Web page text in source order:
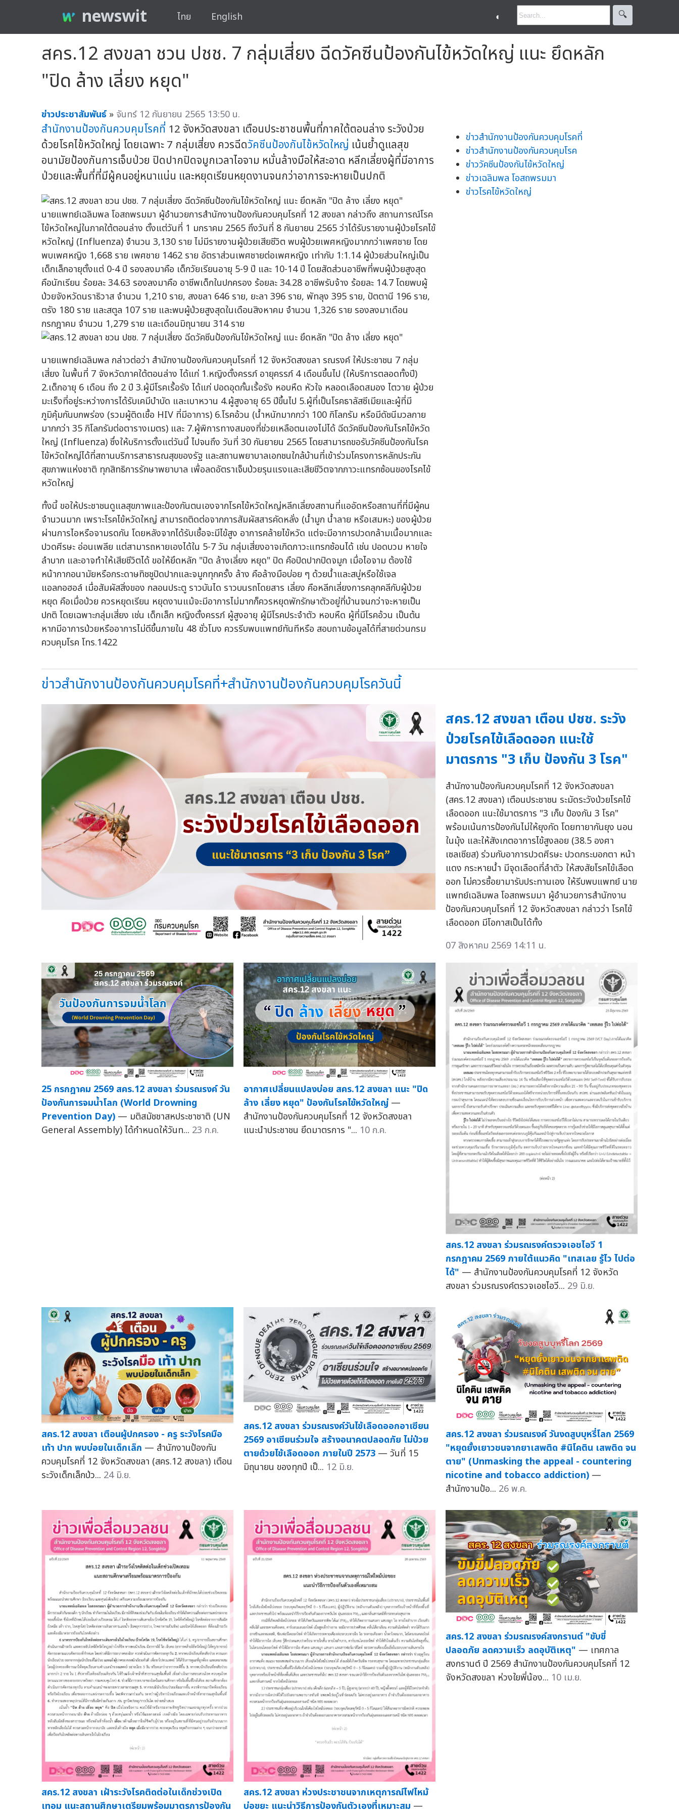
newswit ไทย English ◐ 🔍︎
สคร.12 สงขลา ชวน ปชช. 7 กลุ่มเสี่ยง ฉีดวัคซีนป้องกันไข้หวัดใหญ่ แนะ ยึดหลัก
"ปิด ล้าง เลี่ยง หยุด"
ข่าวประชาสัมพันธ์ » จันทร์ 12 กันยายน 2565 13:50 น.
สำนักงานป้องกันควบคุมโรคที่ 12 จังหวัดสงขลา เตือนประชาชนพื้นที่ภาคใต้ตอนล่าง ระวังป่วย
ด้วยโรคไข้หวัดใหญ่ โดยเฉพาะ 7 กลุ่มเสี่ยง ควรฉีดวัคซีนป้องกันไข้หวัดใหญ่ เน้นย้ำดูแลสุข
อนามัยป้องกันการเจ็บป่วย ปิดปากปิดจมูกเวลาไอจาม หมั่นล้างมือให้สะอาด หลีกเลี่ยงผู้ที่มีอาการ
ป่วยและพื้นที่ที่มีผู้คนอยู่หนาแน่น และหยุดเรียนหยุดงานจนกว่าอาการจะหายเป็นปกติ
นายแพทย์เฉลิมพล โอสถพรมมา ผู้อำนวยการสำนักงานป้องกันควบคุมโรคที่ 12 สงขลา กล่าวถึง สถานการณ์โรค
ไข้หวัดใหญ่ในภาคใต้ตอนล่าง ตั้งแต่วันที่ 1 มกราคม 2565 ถึงวันที่ 8 กันยายน 2565 ว่าได้รับรายงานผู้ป่วยโรคไข้
หวัดใหญ่ (Influenza) จำนวน 3,130 ราย ไม่มีรายงานผู้ป่วยเสียชีวิต พบผู้ป่วยเพศหญิงมากกว่าเพศชาย โดย
พบเพศหญิง 1,668 ราย เพศชาย 1462 ราย อัตราส่วนเพศชายต่อเพศหญิง เท่ากับ 1:1.14 ผู้ป่วยส่วนใหญ่เป็น
เด็กเล็กอายุตั้งแต่ 0-4 ปี รองลงมาคือ เด็กวัยเรียนอายุ 5-9 ปี และ 10-14 ปี โดยสัดส่วนอาชีพที่พบผู้ป่วยสูงสุด
คือนักเรียน ร้อยละ 34.63 รองลงมาคือ อาชีพเด็กในปกครอง ร้อยละ 34.28 อาชีพรับจ้าง ร้อยละ 14.7 โดยพบผู้
ป่วยจังหวัดนราธิวาส จำนวน 1,210 ราย, สงขลา 646 ราย, ยะลา 396 ราย, พัทลุง 395 ราย, ปัตตานี 196 ราย,
ตรัง 180 ราย และสตูล 107 ราย และพบผู้ป่วยสูงสุดในเดือนสิงหาคม จำนวน 1,326 ราย รองลงมาเดือน
กรกฎาคม จำนวน 1,279 ราย และเดือนมิถุนายน 314 ราย
นายแพทย์เฉลิมพล กล่าวต่อว่า สำนักงานป้องกันควบคุมโรคที่ 12 จังหวัดสงขลา รณรงค์ ให้ประชาชน 7 กลุ่ม
เสี่ยง ในพื้นที่ 7 จังหวัดภาคใต้ตอนล่าง ได้แก่ 1.หญิงตั้งครรภ์ อายุครรภ์ 4 เดือนขึ้นไป (ให้บริการตลอดทั้งปี)
2.เด็กอายุ 6 เดือน ถึง 2 ปี 3.ผู้มีโรคเรื้อรัง ได้แก่ ปอดอุดกั้นเรื้อรัง หอบหืด หัวใจ หลอดเลือดสมอง ไตวาย ผู้ป่วย
มะเร็งที่อยู่ระหว่างการได้รับเคมีบำบัด และเบาหวาน 4.ผู้สูงอายุ 65 ปีขึ้นไป 5.ผู้ที่เป็นโรคธาลัสซีเมียและผู้ที่มี
ภูมิคุ้มกันบกพร่อง (รวมผู้ติดเชื้อ HIV ที่มีอาการ) 6.โรคอ้วน (น้ำหนักมากกว่า 100 กิโลกรัม หรือมีดัชนีมวลกาย
มากกว่า 35 กิโลกรัมต่อตารางเมตร) และ 7.ผู้พิการทางสมองที่ช่วยเหลือตนเองไม่ได้ ฉีดวัคซีนป้องกันโรคไข้หวัด
ใหญ่ (Influenza) ซึ่งให้บริการตั้งแต่วันนี้ ไปจนถึง วันที่ 30 กันยายน 2565 โดยสามารถขอรับวัคซีนป้องกันโรค
ไข้หวัดใหญ่ได้ที่สถานบริการสาธารณสุขของรัฐ และสถานพยาบาลเอกชนใกล้บ้านที่เข้าร่วมโครงการหลักประกัน
สุขภาพแห่งชาติ ทุกสิทธิการรักษาพยาบาล เพื่อลดอัตราเจ็บป่วยรุนแรงและเสียชีวิตจากภาวะแทรกซ้อนของโรคไข้
หวัดใหญ่
ทั้งนี้ ขอให้ประชาชนดูแลสุขภาพและป้องกันตนเองจากโรคไข้หวัดใหญ่หลีกเลี่ยงสถานที่แออัดหรือสถานที่ที่มีผู้คน
จำนวนมาก เพราะโรคไข้หวัดใหญ่ สามารถติดต่อจากการสัมผัสสารคัดหลั่ง (น้ำมูก น้ำลาย หรือเสมหะ) ของผู้ป่วย
ผ่านการไอหรือจามรดกัน โดยหลังจากได้รับเชื้อจะมีไข้สูง อาการคล้ายไข้หวัด แต่จะมีอาการปวดกล้ามเนื้อมากและ
ปวดศีรษะ อ่อนเพลีย แต่สามารถหายเองได้ใน 5-7 วัน กลุ่มเสี่ยงอาจเกิดภาวะแทรกซ้อนได้ เช่น ปอดบวม หายใจ
ลำบาก และอาจทำให้เสียชีวิตได้ ขอให้ยึดหลัก "ปิด ล้างเลี่ยง หยุด" ปิด คือปิดปากปิดจมูก เมื่อไอจาม ต้องใช้
หน้ากากอนามัยหรือกระดาษทิชชูปิดปากและจมูกทุกครั้ง ล้าง คือล้างมือบ่อย ๆ ด้วยน้ำและสบู่หรือใช้เจล
แอลกอฮอล์ เมื่อสัมผัสสิ่งของ กลอนประตู ราวบันได ราวบนรถโดยสาร เลี่ยง คือหลีกเลี่ยงการคลุกคลีกับผู้ป่วย
หยุด คือเมื่อป่วย ควรหยุดเรียน หยุดงานแม้จะมีอาการไม่มากก็ควรหยุดพักรักษาตัวอยู่ที่บ้านจนกว่าจะหายเป็น
ปกติ โดยเฉพาะกลุ่มเสี่ยง เช่น เด็กเล็ก หญิงตั้งครรภ์ ผู้สูงอายุ ผู้มีโรคประจำตัว หอบหืด ผู้ที่มีโรคอ้วน เป็นต้น
หากมีอาการป่วยหรืออาการไม่ดีขึ้นภายใน 48 ชั่วโมง ควรรีบพบแพทย์ทันทีหรือ สอบถามข้อมูลได้ที่สายด่วนกรม
ควบคุมโรค โทร.1422
ข่าวสำนักงานป้องกันควบคุมโรคที่
ข่าวสำนักงานป้องกันควบคุมโรค
ข่าววัคซีนป้องกันไข้หวัดใหญ่
ข่าวเฉลิมพล โอสถพรมมา
ข่าวโรคไข้หวัดใหญ่
ข่าวสำนักงานป้องกันควบคุมโรคที่+สำนักงานป้องกันควบคุมโรควันนี้
สคร.12 สงขลา เตือน ปชช. ระวัง
ป่วยโรคไข้เลือดออก แนะใช้
มาตรการ "3 เก็บ ป้องกัน 3 โรค"
สำนักงานป้องกันควบคุมโรคที่ 12 จังหวัดสงขลา
(สคร.12 สงขลา) เตือนประชาชน ระมัดระวังป่วยโรคไข้
เลือดออก แนะใช้มาตรการ "3 เก็บ ป้องกัน 3 โรค"
พร้อมเน้นการป้องกันไม่ให้ยุงกัด โดยทายากันยุง นอน
ในมุ้ง และให้สังเกตอาการไข้สูงลอย (38.5 องศา
เซลเซียส) ร่วมกับอาการปวดศีรษะ ปวดกระบอกตา หน้า
แดง กระหายน้ำ มีจุดเลือดที่ลำตัว ให้สงสัยโรคไข้เลือด
ออก ไม่ควรซื้อยามารับประทานเอง ให้รีบพบแพทย์ นาย
แพทย์เฉลิมพล โอสถพรมมา ผู้อำนวยการสำนักงาน
ป้องกันควบคุมโรคที่ 12 จังหวัดสงขลา กล่าวว่า โรคไข้
เลือดออก มีโอกาสเป็นได้ทั้ง
07 สิงหาคม 2569 14:11 น.
25 กรกฎาคม 2569 สคร.12 สงขลา ร่วมรณรงค์ วัน
ป้องกันการจมน้ำโลก (World Drowning
Prevention Day) — มติสมัชชาสหประชาชาติ (UN
General Assembly) ได้กำหนดให้วันท... 23 ก.ค.
อากาศเปลี่ยนแปลงบ่อย สคร.12 สงขลา แนะ "ปิด
ล้าง เลี่ยง หยุด" ป้องกันโรคไข้หวัดใหญ่ —
สำนักงานป้องกันควบคุมโรคที่ 12 จังหวัดสงขลา
แนะนำประชาชน ยึดมาตรการ "... 10 ก.ค.
สคร.12 สงขลา ร่วมรณรงค์ตรวจเอชไอวี 1
กรกฎาคม 2569 ภายใต้แนวคิด "เทสเลย รู้ไว ไปต่อ
ได้" — สำนักงานป้องกันควบคุมโรคที่ 12 จังหวัด
สงขลา ร่วมรณรงค์ตรวจเอชไอวี... 29 มิ.ย.
สคร.12 สงขลา เตือนผู้ปกครอง - ครู ระวังโรคมือ
เท้า ปาก พบบ่อยในเด็กเล็ก — สำนักงานป้องกัน
ควบคุมโรคที่ 12 จังหวัดสงขลา (สคร.12 สงขลา) เตือน
ระวังเด็กเล็กป่ว... 24 มิ.ย.
สคร.12 สงขลา ร่วมรณรงค์วันไข้เลือดออกอาเซียน
2569 อาเซียนร่วมใจ สร้างอนาคตปลอดภัย ไม่ป่วย
ตายด้วยไข้เลือดออก ภายในปี 2573 — วันที่ 15
มิถุนายน ของทุกปี เป็... 12 มิ.ย.
สคร.12 สงขลา ร่วมรณรงค์ วันงดสูบบุหรี่โลก 2569
"หยุดยั้งเยาวชนจากยาเสพติด #นิโคติน เสพติด จน
ตาย" (Unmasking the appeal - countering
nicotine and tobacco addiction) —
สำนักงานป้อ... 26 พ.ค.
สคร.12 สงขลา เฝ้าระวังโรคติดต่อในเด็กช่วงเปิด
เทอม แนะสถานศึกษาเตรียมพร้อมมาตรการป้องกัน
สคร.12 สงขลา ห่วงประชาชนจากเหตุการณ์ไฟไหม้
บ่อขยะ แนะนำวิธีการป้องกันตัวเองที่เหมาะสม —
สคร.12 สงขลา ร่วมรณรงค์สงกรานต์ "ขับขี่
ปลอดภัย ลดความเร็ว ลดอุบัติเหตุ" — เทศกาล
สงกรานต์ ปี 2569 สำนักงานป้องกันควบคุมโรคที่ 12
จังหวัดสงขลา ห่วงใยพี่น้อง... 10 เม.ย.